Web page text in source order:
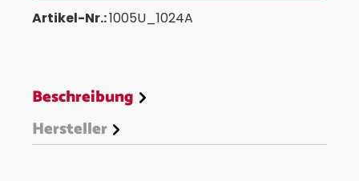
Artikel-Nr.:1005U_1024A
Beschreibung
Hersteller